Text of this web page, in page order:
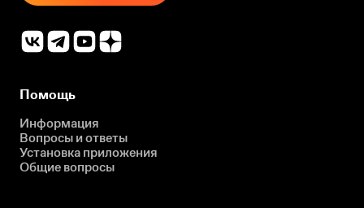
Помощь
Информация
Вопросы и ответы
Установка приложения
Общие вопросы